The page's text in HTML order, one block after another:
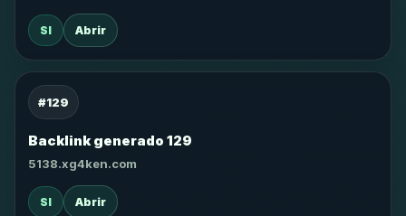
SI Abrir
#129
Backlink generado 129
5138.xg4ken.com
SI Abrir